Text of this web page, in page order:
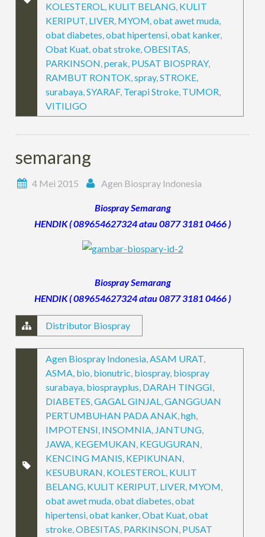
KOLESTEROL, KULIT BELANG, KULIT
KERIPUT, LIVER, MYOM,obat awet muda,
obat diabetes,obat hipertensi,obat kanker,
Obat Kuat,obat stroke,OBESITAS,
PARKINSON,perak, PUSAT BIOSPRAY,
RAMBUT RONTOK,spray,STROKE,
surabaya,SYARAF, Terapi Stroke, TUMOR,
VITILIGO
semarang
4 Mei 2015 Agen Biospray Indonesia
Biospray Semarang
HENDIK ( 089654627324 atau 0877 3181 0466 )
Biospray Semarang
HENDIK ( 089654627324 atau 0877 3181 0466 )
Distributor Biospray
Agen Biospray Indonesia,ASAM URAT,
ASMA, bio, bionutric, biospray, biospray
surabaya, biosprayplus, DARAH TINGGI,
DIABETES,GAGAL GINJAL,GANGGUAN
PERTUMBUHAN PADA ANAK,hgh,
IMPOTENSI, INSOMNIA, JANTUNG,
JAWA, KEGEMUKAN, KEGUGURAN,
KENCING MANIS, KEPIKUNAN,
KESUBURAN, KOLESTEROL, KULIT
BELANG, KULIT KERIPUT, LIVER, MYOM,
obat awet muda,obat diabetes,obat
hipertensi,obat kanker,Obat Kuat,obat
stroke,OBESITAS, PARKINSON, PUSAT